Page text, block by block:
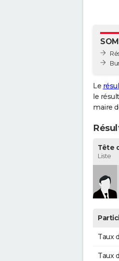
Le
le
maire
Tête
Liste
Taux
Taux